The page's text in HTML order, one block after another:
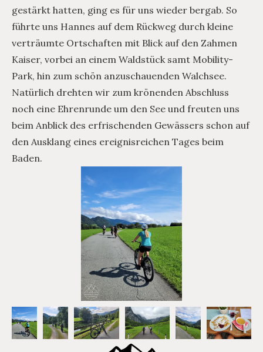
gestärkt hatten, ging es für uns wieder bergab. So
führte uns Hannes auf dem Rückweg durch kleine
verträumte Ortschaften mit Blick auf den Zahmen
Kaiser, vorbei an einem Waldstück samt Mobility-
Park, hin zum schön anzuschauenden Walchsee.
Natürlich drehten wir zum krönenden Abschluss
noch eine Ehrenrunde um den See und freuten uns
beim Anblick des erfrischenden Gewässers schon auf
den Ausklang eines ereignisreichen Tages beim
Baden.